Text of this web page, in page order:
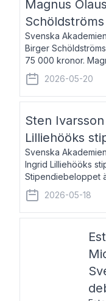
Magnus
Svenska
Birger
75 000 kronor.
bosatt i Stockholm,
hovman. Han
2026-05-20
Sten
Lilliehööks
Svenska
Ingrid Lilliehööks
Stipendiebeloppet
född 1979, är
2026-05-18